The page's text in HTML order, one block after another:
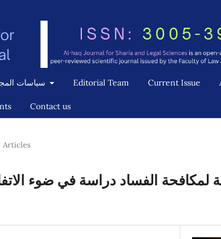
Editorial Team Current Issue
Contact us
Articles
لمكافحة الفساد دراسة في ضوء